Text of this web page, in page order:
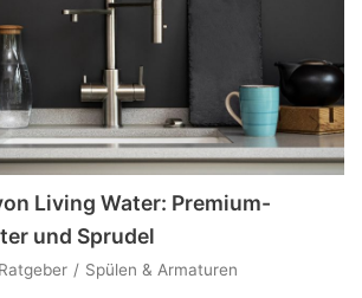
Living Water: Premium-
und Sprudel
Ratgeber Spülen & Armaturen